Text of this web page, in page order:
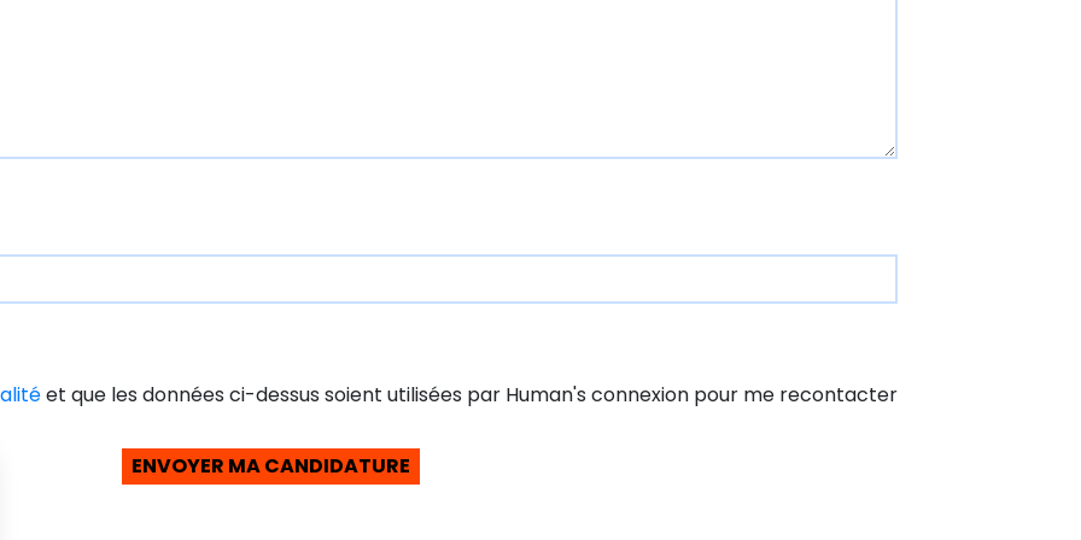
et que les données ci-dessus soient utilisées par Human's connexion pour me recontacter